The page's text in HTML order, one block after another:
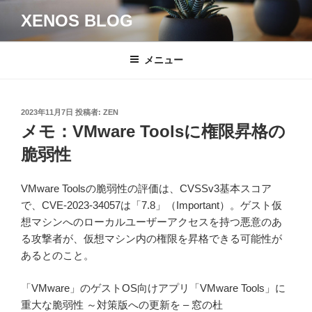
テ
XENOS BLOG
メニュー
投
日:
2023年11月7日 投稿者: ZEN
メモ：VMware Toolsに権限昇格の
脆弱性
VMware Toolsの脆弱性の評価は、CVSSv3基本スコア
で、CVE-2023-34057は「7.8」（Important）。ゲスト仮
想マシンへのローカルユーザーアクセスを持つ悪意のあ
る攻撃者が、仮想マシン内の権限を昇格できる可能性が
あるとのこと。
「VMware」のゲストOS向けアプリ「VMware Tools」に
重大な脆弱性 ～対策版への更新を – 窓の杜